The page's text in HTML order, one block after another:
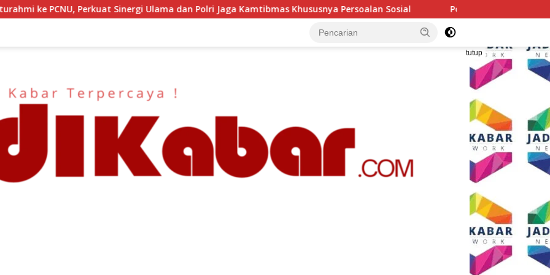
dan Polri Jaga Kamtibmas Khususnya Persoalan Sosial Polresta Malang Kota Gelar Makan Bersama dan
tutup